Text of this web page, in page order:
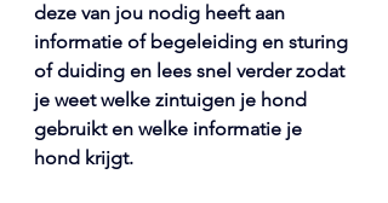
deze van jou nodig heeft aan
informatie of begeleiding en sturing
of duiding en lees snel verder zodat
je weet welke zintuigen je hond
gebruikt en welke informatie je
hond krijgt.